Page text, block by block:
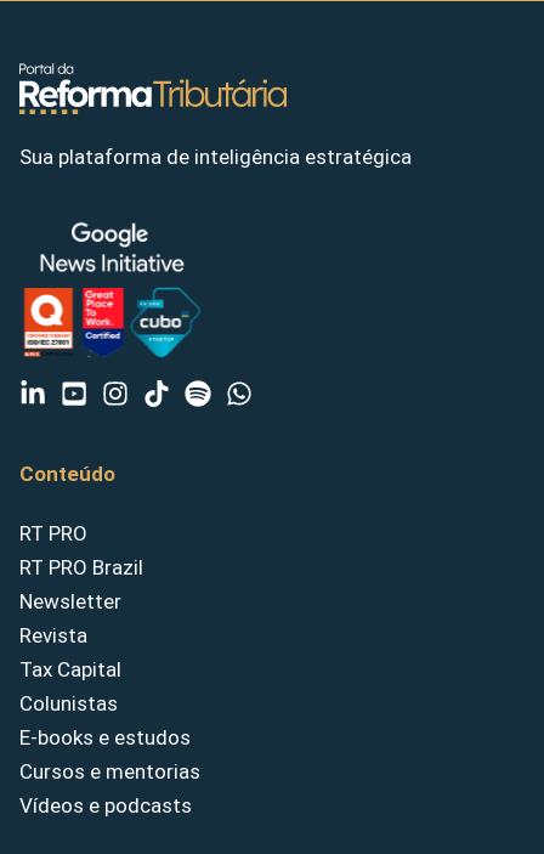
Sua plataforma de inteligência estratégica
Conteúdo
RT PRO
RT PRO Brazil
Newsletter
Revista
Tax Capital
Colunistas
E-books e estudos
Cursos e mentorias
Vídeos e podcasts